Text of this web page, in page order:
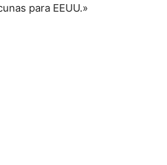
para EEUU.»